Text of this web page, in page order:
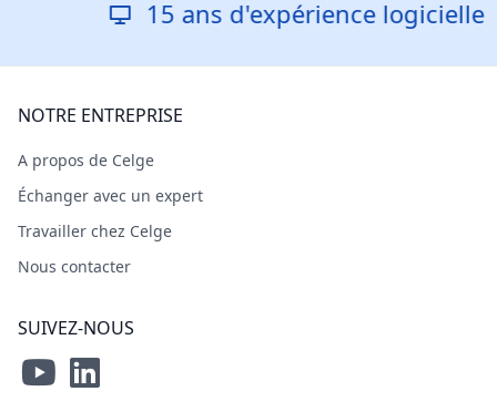
15 ans d'expérience logicielle
NOTRE ENTREPRISE
A propos de Celge
Échanger avec un expert
Travailler chez Celge
Nous contacter
SUIVEZ-NOUS